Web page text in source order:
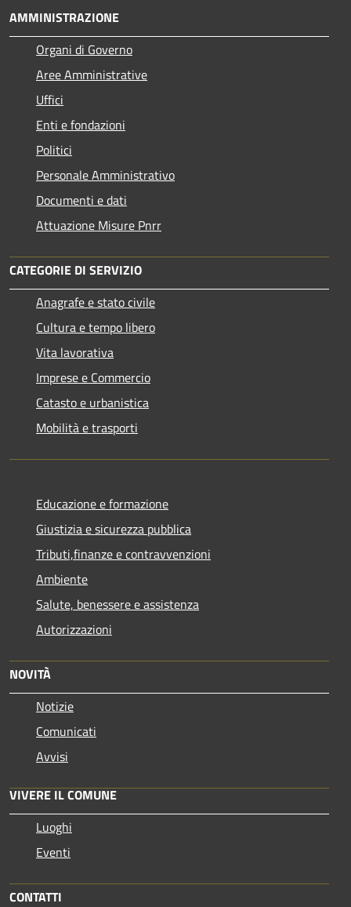
AMMINISTRAZIONE
Organi di Governo
Aree Amministrative
Uffici
Enti e fondazioni
Politici
Personale Amministrativo
Documenti e dati
Attuazione Misure Pnrr
CATEGORIE DI SERVIZIO
Anagrafe e stato civile
Cultura e tempo libero
Vita lavorativa
Imprese e Commercio
Catasto e urbanistica
Mobilità e trasporti
Educazione e formazione
Giustizia e sicurezza pubblica
Tributi,finanze e contravvenzioni
Ambiente
Salute, benessere e assistenza
Autorizzazioni
NOVITÀ
Notizie
Comunicati
Avvisi
VIVERE IL COMUNE
Luoghi
Eventi
CONTATTI